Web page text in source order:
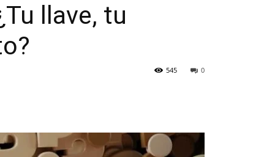
llave, tu
0
545